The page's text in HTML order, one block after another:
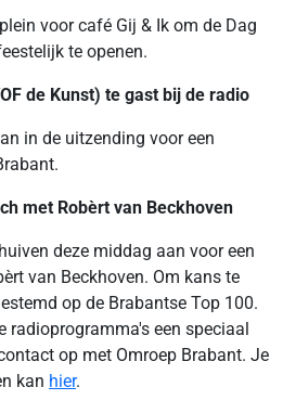
voor café Gij & Ik om de Dag
te openen.
de Kunst) te gast bij de radio
in de uitzending voor een
met Robèrt van Beckhoven
deze middag aan voor een
van Beckhoven. Om kans te
op de Brabantse Top 100.
radioprogramma's een speciaal
op met Omroep Brabant. Je
kan hier.